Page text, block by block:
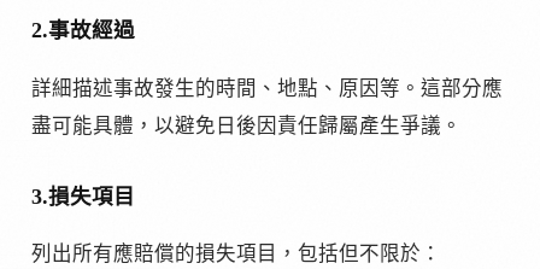
2.事故經過
詳細描述事故發生的時間、地點、原因等。這部分應
盡可能具體，以避免日後因責任歸屬產生爭議。
3.損失項目
列出所有應賠償的損失項目，包括但不限於：